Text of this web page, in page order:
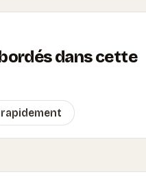
dans cette
rapidement